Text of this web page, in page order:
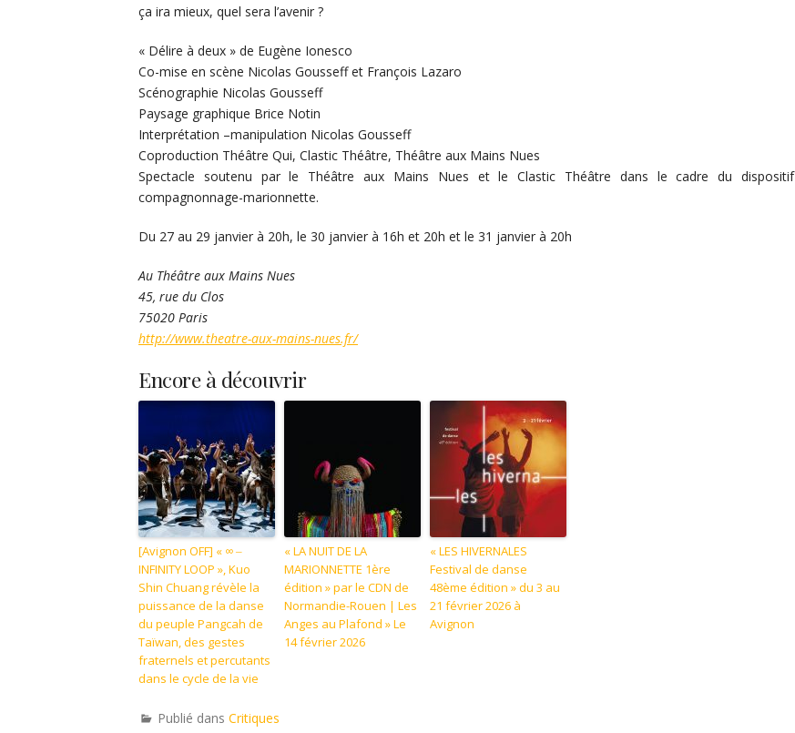
ça ira mieux, quel sera l’avenir ?
« Délire à deux » de Eugène Ionesco
Co-mise en scène Nicolas Gousseff et François Lazaro
Scénographie Nicolas Gousseff
Paysage graphique Brice Notin
Interprétation –manipulation Nicolas Gousseff
Coproduction Théâtre Qui, Clastic Théâtre, Théâtre aux Mains Nues
Spectacle soutenu par le Théâtre aux Mains Nues et le Clastic Théâtre dans le cadre du dispositif
compagnonnage-marionnette.
Du 27 au 29 janvier à 20h, le 30 janvier à 16h et 20h et le 31 janvier à 20h
Au Théâtre aux Mains Nues
45, rue du Clos
75020 Paris
http://www.theatre-aux-mains-nues.fr/
Encore à découvrir
[Avignon OFF] « ∞ ‒
INFINITY LOOP », Kuo
Shin Chuang révèle la
puissance de la danse
du peuple Pangcah de
Taïwan, des gestes
fraternels et percutants
dans le cycle de la vie
« LA NUIT DE LA
MARIONNETTE 1ère
édition » par le CDN de
Normandie-Rouen | Les
Anges au Plafond » Le
14 février 2026
« LES HIVERNALES
Festival de danse
48ème édition » du 3 au
21 février 2026 à
Avignon
Publié dans Critiques